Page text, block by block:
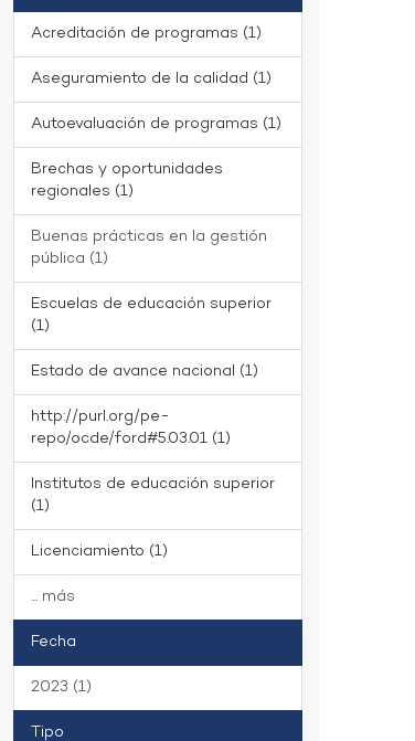
Acreditación de programas (1)
Aseguramiento de la calidad (1)
Autoevaluación de programas (1)
Brechas y oportunidades
regionales (1)
Buenas prácticas en la gestión
pública (1)
Escuelas de educación superior
(1)
Estado de avance nacional (1)
http://purl.org/pe-
repo/ocde/ford#5.03.01 (1)
Institutos de educación superior
(1)
Licenciamiento (1)
... más
Fecha
2023 (1)
Tipo